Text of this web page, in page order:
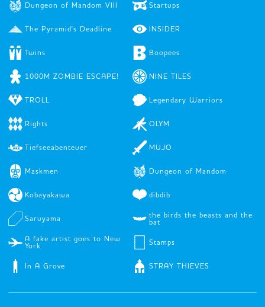
Dungeon of Mandom VIII Startups
The Pyramid's Deadline INSIDER
Twins Boopees
1000M ZOMBIE ESCAPE! NINE TILES
TROLL Legendary Warriors
Rights OLYM
Tiefseeabenteuer MUJO
Maskmen Dungeon of Mandom
Kobayakawa dibdib
Saruyama
the birds the beasts and the
bat
A fake artist goes to New
York
Stamps
In A Grove STRAY THIEVES